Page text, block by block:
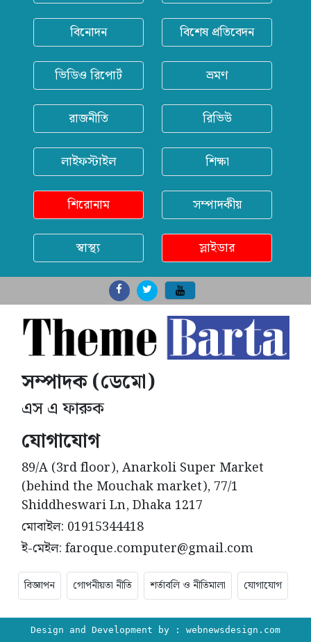
বিনোদন বিশেষ প্রতিবেদন
ভিডিও রিপোর্ট ভ্রমণ
রাজনীতি রিভিউ
লাইফস্টাইল শিক্ষা
শিরোনাম সম্পাদকীয়
স্বাস্থ্য স্লাইডার
সম্পাদক (ডেমো)
এস এ ফারুক
যোগাযোগ
89/A (3rd floor), Anarkoli Super Market
(behind the Mouchak market), 77/1
Shiddheswari Ln, Dhaka 1217
মোবাইল: 01915344418
ই-মেইল: faroque.computer@gmail.com
বিজ্ঞাপন গোপনীয়তা নীতি শর্তাবলি ও নীতিমালা যোগাযোগ
Design and Development by : webnewsdesign.com